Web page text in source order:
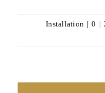
|
Installation | 0